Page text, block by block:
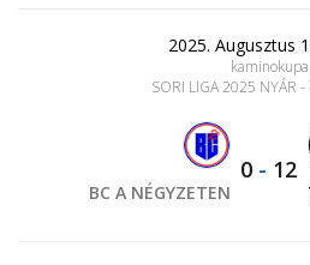
2025. Augusztus
kaminokupa
SORI LIGA 2025 NYÁR
BC A NÉGYZETEN
0 - 12